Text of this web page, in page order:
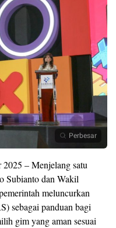
Perbesar
2025 – Menjelang satu
Subianto dan Wakil
meluncurkan
sebagai panduan bagi
gim yang aman sesuai